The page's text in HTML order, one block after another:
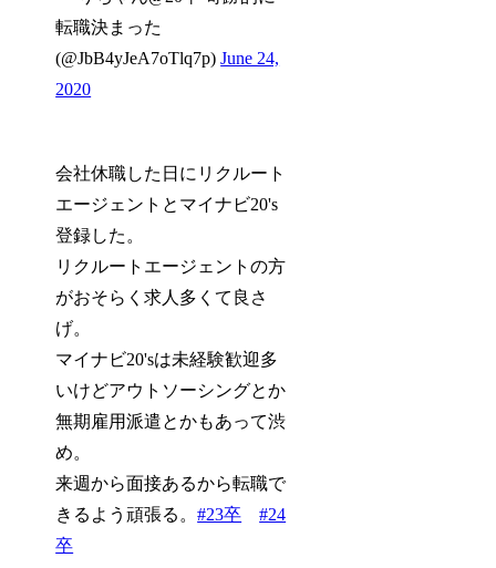
転職決まった
(@JbB4yJeA7oTlq7p)June 24,
2020
会社休職した日にリクルート
エージェントとマイナビ20's
登録した。
リクルートエージェントの方
がおそらく求人多くて良さ
げ。
マイナビ20'sは未経験歓迎多
いけどアウトソーシングとか
無期雇用派遣とかもあって渋
め。
来週から面接あるから転職で
きるよう頑張る。#23卒
#24
卒